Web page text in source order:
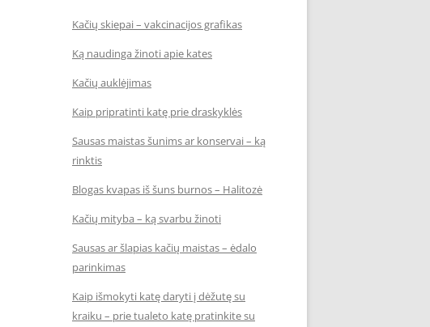
Kačių skiepai – vakcinacijos grafikas
Ką naudinga žinoti apie kates
Kačių auklėjimas
Kaip pripratinti katę prie draskyklės
Sausas maistas šunims ar konservai – ką
rinktis
Blogas kvapas iš šuns burnos – Halitozė
Kačių mityba – ką svarbu žinoti
Sausas ar šlapias kačių maistas – ėdalo
parinkimas
Kaip išmokyti katę daryti į dėžutę su
kraiku – prie tualeto katę pratinkite su